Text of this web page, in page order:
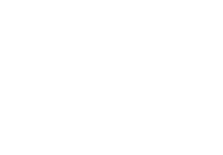
на Козацьких
возніс молитву за